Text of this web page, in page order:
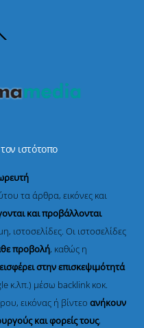
To
ιστότοπο
τα άρθρα, εικόνες και
και προβάλλονται
ιστοσελίδες. Οι ιστοσελίδες
προβολή, καθώς η
στην επισκεψιμότητά
κ.λπ.) μέσω backlink κοκ.
εικόνας ή βίντεοανήκουν
και φορείς τους,